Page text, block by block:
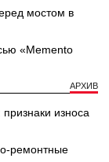
мостом в
«Memento
АРХИВ
износа
ремонтные